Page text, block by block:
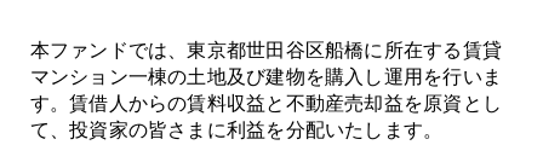
本ファンドでは、東京都世田谷区船橋に所在する賃貸
マンション一棟の土地及び建物を購入し運用を行いま
す。賃借人からの賃料収益と不動産売却益を原資とし
て、投資家の皆さまに利益を分配いたします。